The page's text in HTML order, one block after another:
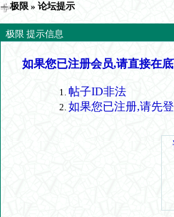
极限 » 论坛提示
极限 提示信息
如果您已注册会员,请直接在
帖子ID非法
如果您已注册,请先